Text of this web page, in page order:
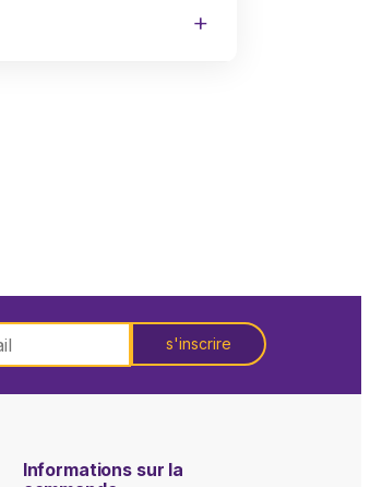
s'inscrire
Informations sur la